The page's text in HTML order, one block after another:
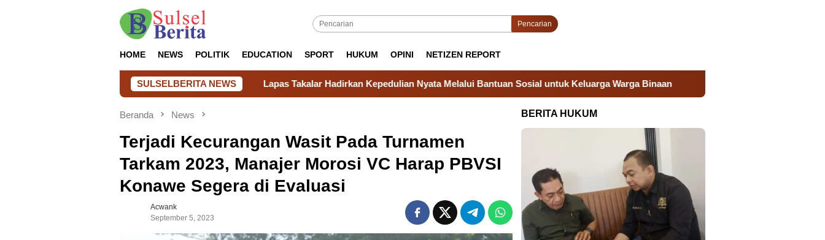
Pencarian
HOME NEWS POLITIK EDUCATION SPORT HUKUM OPINI NETIZEN REPORT
SULSELBERITA NEWS
Lapas Takalar Hadirkan Kepedulian Nyata Melalui Bantuan Sosial untuk Keluarga Warga Binaan Donor Darah Semarak HUT RI, Lapas Takalar Hadirkan
Beranda News
Terjadi Kecurangan Wasit Pada Turnamen
Tarkam 2023, Manajer Morosi VC Harap PBVSI
Konawe Segera di Evaluasi
Acwank
September 5, 2023
BERITA HUKUM